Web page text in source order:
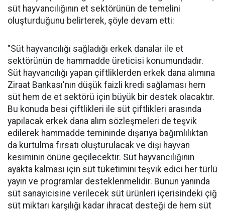
süt hayvancılığının et sektörünün de temelini
oluşturduğunu belirterek, şöyle devam etti:
"Süt hayvancılığı sağladığı erkek danalar ile et
sektörünün de hammadde üreticisi konumundadır.
Süt hayvancılığı yapan çiftliklerden erkek dana alımına
Ziraat Bankası'nın düşük faizli kredi sağlaması hem
süt hem de et sektörü için büyük bir destek olacaktır.
Bu konuda besi çiftlikleri ile süt çiftlikleri arasında
yapılacak erkek dana alım sözleşmeleri de teşvik
edilerek hammadde temininde dışarıya bağımlılıktan
da kurtulma fırsatı oluşturulacak ve dişi hayvan
kesiminin önüne geçilecektir. Süt hayvancılığının
ayakta kalması için süt tüketimini teşvik edici her türlü
yayın ve programlar desteklenmelidir. Bunun yanında
süt sanayicisine verilecek süt ürünleri içerisindeki çiğ
süt miktarı karşılığı kadar ihracat desteği de hem süt